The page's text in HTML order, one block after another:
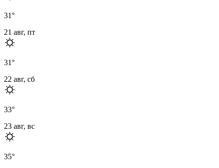
31°
21 авг, пт
31°
22 авг, сб
33°
23 авг, вс
35°